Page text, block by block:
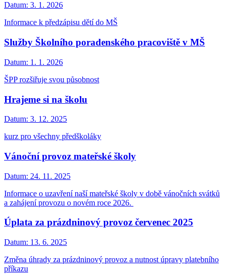
Datum: 3. 1. 2026
Informace k předzápisu dětí do MŠ
Služby Školního poradenského pracoviště v MŠ
Datum: 1. 1. 2026
ŠPP rozšiřuje svou působnost
Hrajeme si na školu
Datum: 3. 12. 2025
kurz pro všechny předškoláky
Vánoční provoz mateřské školy
Datum: 24. 11. 2025
Informace o uzavření naší mateřské školy v době vánočních svátků
a zahájení provozu o novém roce 2026.
Úplata za prázdninový provoz červenec 2025
Datum: 13. 6. 2025
Změna úhrady za prázdninový provoz a nutnost úpravy platebního
příkazu